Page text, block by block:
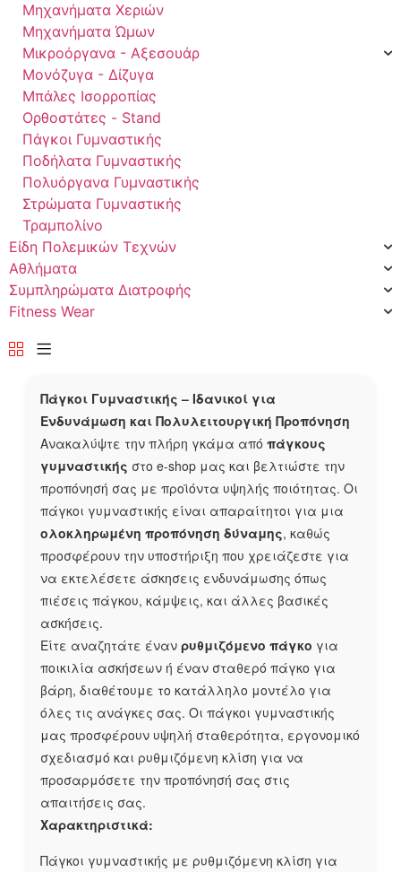
Μηχανήματα Χεριών
Μηχανήματα Ώμων
Μικροόργανα - Αξεσουάρ
Μονόζυγα - Δίζυγα
Μπάλες Ισορροπίας
Ορθοστάτες - Stand
Πάγκοι Γυμναστικής
Ποδήλατα Γυμναστικής
Πολυόργανα Γυμναστικής
Στρώματα Γυμναστικής
Τραμπολίνο
Είδη Πολεμικών Τεχνών
Αθλήματα
Συμπληρώματα Διατροφής
Fitness Wear
Πάγκοι Γυμναστικής – Ιδανικοί για
Ενδυνάμωση και Πολυλειτουργική Προπόνηση
Ανακαλύψτε την πλήρη γκάμα απόπάγκους
γυμναστικής στο e-shop μας και βελτιώστε την
προπόνησή σας με προϊόντα υψηλής ποιότητας. Οι
πάγκοι γυμναστικής είναι απαραίτητοι για μια
ολοκληρωμένη προπόνηση δύναμης, καθώς
προσφέρουν την υποστήριξη που χρειάζεστε για
να εκτελέσετε άσκησεις ενδυνάμωσης όπως
πιέσεις πάγκου, κάμψεις, και άλλες βασικές
ασκήσεις.
Είτε αναζητάτε ένανρυθμιζόμενο πάγκο για
ποικιλία ασκήσεων ή έναν σταθερό πάγκο για
βάρη, διαθέτουμε το κατάλληλο μοντέλο για
όλες τις ανάγκες σας. Οι πάγκοι γυμναστικής
μας προσφέρουν υψηλή σταθερότητα, εργονομικό
σχεδιασμό και ρυθμιζόμενη κλίση για να
προσαρμόσετε την προπόνησή σας στις
απαιτήσεις σας.
Χαρακτηριστικά:
Πάγκοι γυμναστικής με ρυθμιζόμενη κλίση για